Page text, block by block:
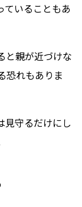
ていることもあ
と親が近づけな
恐れもありま
見守るだけにし